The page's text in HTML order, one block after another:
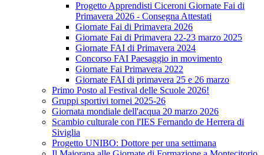
Progetto Apprendisti Ciceroni Giornate Fai di
Primavera 2026 - Consegna Attestati
Giornate Fai di Primavera 2026
Giornate Fai di Primavera 22-23 marzo 2025
Giornate FAI di Primavera 2024
Concorso FAI Paesaggio in movimento
Giornate Fai Primavera 2022
Giornate FAI di primavera 25 e 26 marzo
Primo Posto al Festival delle Scuole 2026!
Gruppi sportivi tornei 2025-26
Giornata mondiale dell'acqua 20 marzo 2026
Scambio culturale con l'IES Fernando de Herrera di
Siviglia
Progetto UNIBO: Dottore per una settimana